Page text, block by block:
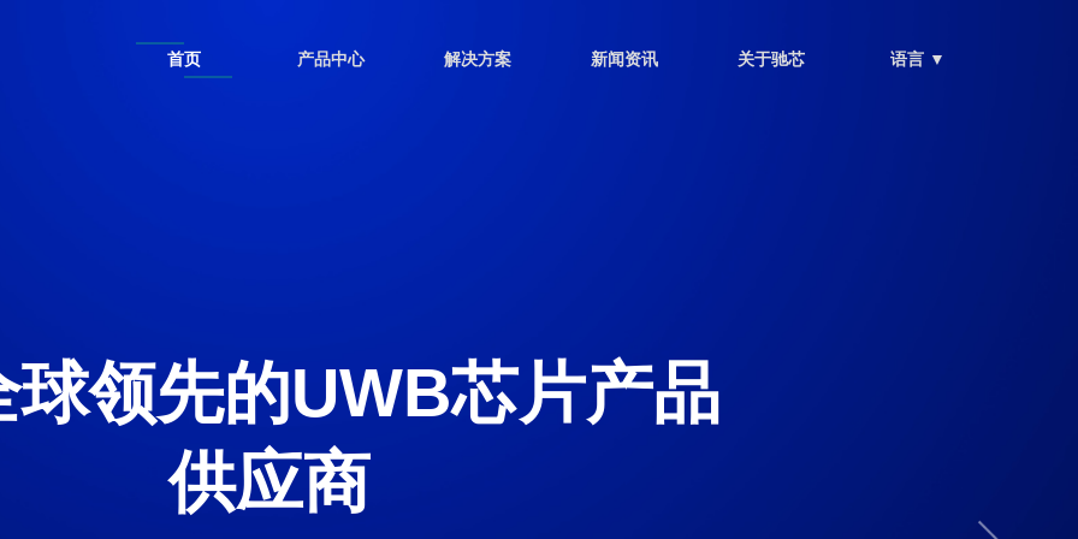
首页 产品中心 解决方案 新闻资讯 关于驰芯 语言 ▼
球领先的UWB芯片产品
供应商